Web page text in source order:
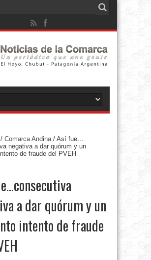
/ Comarca Andina/ Así fue…
negativa a dar quórum y un
de fraude del PVEH
a dar quórum y un
intento de fraude